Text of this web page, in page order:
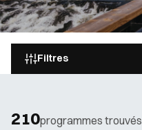
Filtres
210programmes trouvés